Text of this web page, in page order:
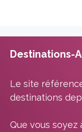
Destinations-
Le site
destinations
Que vous soyez